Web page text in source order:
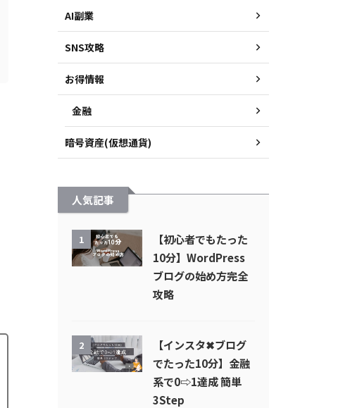
AI副業
SNS攻略
お得情報
金融
暗号資産(仮想通貨)
人気記事
1
【初心者でもたった
10分】WordPress
ブログの始め方完全
攻略
2
【インスタ✖︎ブログ
でたった10分】金融
系で0⇨1達成 簡単
3Step